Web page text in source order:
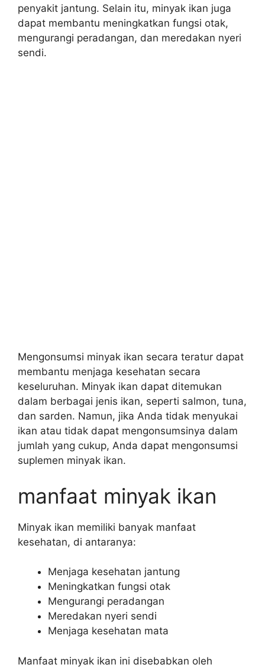
penyakit jantung. Selain itu, minyak ikan juga
dapat membantu meningkatkan fungsi otak,
mengurangi peradangan, dan meredakan nyeri
sendi.
Mengonsumsi minyak ikan secara teratur dapat
membantu menjaga kesehatan secara
keseluruhan. Minyak ikan dapat ditemukan
dalam berbagai jenis ikan, seperti salmon, tuna,
dan sarden. Namun, jika Anda tidak menyukai
ikan atau tidak dapat mengonsumsinya dalam
jumlah yang cukup, Anda dapat mengonsumsi
suplemen minyak ikan.
manfaat minyak ikan
Minyak ikan memiliki banyak manfaat
kesehatan, di antaranya:
Menjaga kesehatan jantung
Meningkatkan fungsi otak
Mengurangi peradangan
Meredakan nyeri sendi
Menjaga kesehatan mata
Manfaat minyak ikan ini disebabkan oleh